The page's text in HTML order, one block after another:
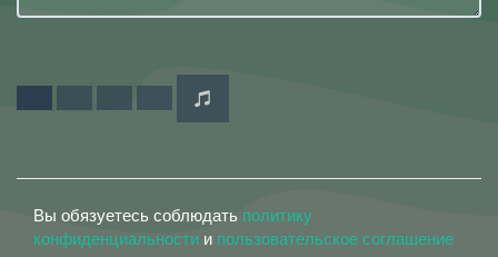
Вы обязуетесь соблюдать политику
конфиденциальности и пользовательское соглашение